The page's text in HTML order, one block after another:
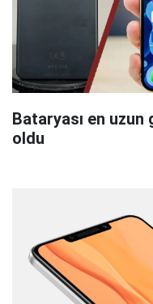
Bataryası en uzun
oldu